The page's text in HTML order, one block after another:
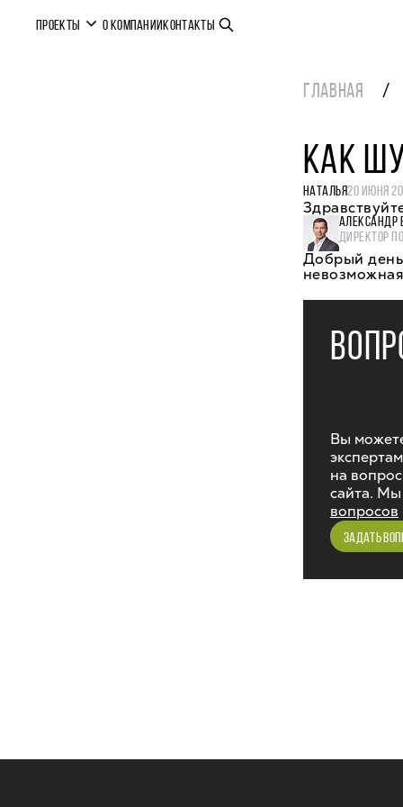
ПРОЕКТЫ О КОМПАНИИКОНТАКТЫ
ГЛАВНАЯ
КАК
НАТАЛЬЯ20 ИЮНЯ
АЛЕКСАНДР
ДИРЕКТОР
Добрый
Вы
на
сайта.
вопросов
ЗАДАТЬ